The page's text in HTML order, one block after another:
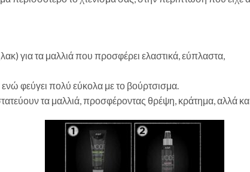
για τα μαλλιά που προσφέρει ελαστικά, εύπλαστα,
φεύγει πολύ εύκολα με το βούρτσισμα.
τα μαλλιά, προσφέροντας θρέψη, κράτημα, αλλά